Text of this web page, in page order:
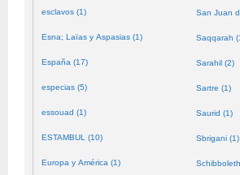
esclavos (1)
Esna; Laïas y Aspasias (1)
España (17)
especias (5)
essouad (1)
ESTAMBUL (10)
Europa y América (1)
San Juan
Saqqarah
Sarahil (2)
Sartre (1)
Saurid (1)
Sbrigani (1)